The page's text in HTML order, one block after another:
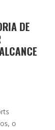
DE
o